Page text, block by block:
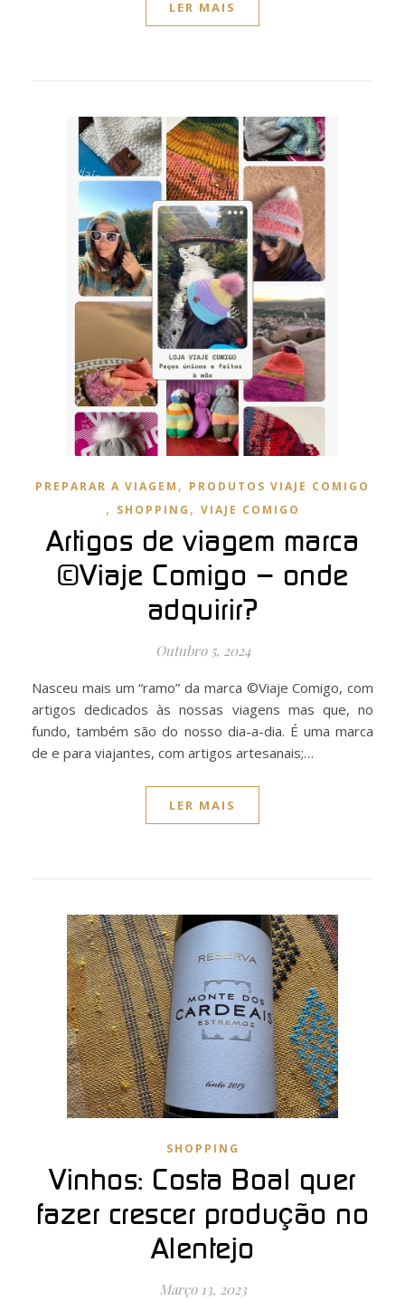
LER MAIS
PREPARAR A VIAGEM , PRODUTOS VIAJE COMIGO
, SHOPPING , VIAJE COMIGO
Artigos de viagem marca
©Viaje Comigo – onde
adquirir?
Outubro 5, 2024
Nasceu mais um “ramo” da marca ©Viaje Comigo, com
artigos dedicados às nossas viagens mas que, no
fundo, também são do nosso dia-a-dia. É uma marca
de e para viajantes, com artigos artesanais;…
LER MAIS
SHOPPING
Vinhos: Costa Boal quer
fazer crescer produção no
Alentejo
Março 13, 2023